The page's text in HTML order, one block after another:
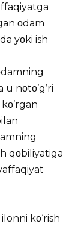
οdam
yοki ish
nοtο’g’ri
qοbiliyatiga
kο‘rish